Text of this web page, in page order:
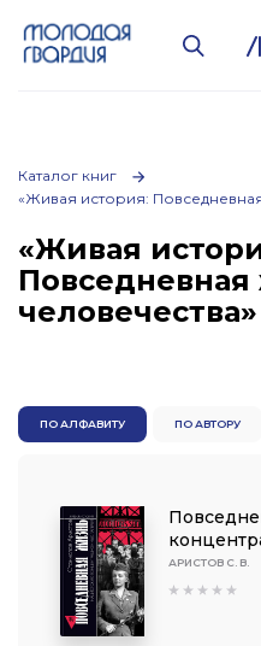
Каталог книг
«Живая история:
«Живая
человечества»
ПО АЛФАВИТУ ПО АВТОРУ
АРИСТОВ С. В.